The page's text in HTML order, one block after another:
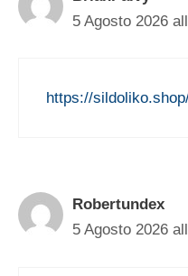
5 Agosto 2026
https://
Robertundex
5 Agosto 2026